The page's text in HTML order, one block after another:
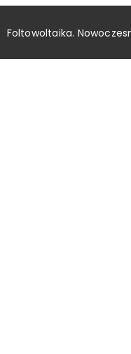
Foltowoltaika.